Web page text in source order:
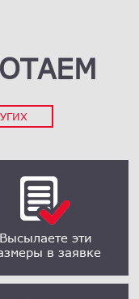
Высылаете эти
в заявке